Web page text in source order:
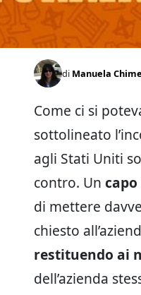
di Manuela
Come ci si
sottolineato
agli Stati Uniti
contro. Un
di mettere
chiesto
restituendo ai
dell’azienda